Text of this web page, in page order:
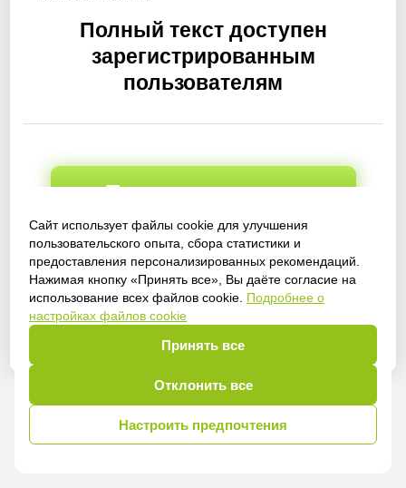
Сайт использует файлы cookie для улучшения
пользовательского опыта, сбора статистики и
предоставления персонализированных рекомендаций.
Нажимая кнопку «Принять все», Вы даёте согласие на
использование всех файлов cookie. Подробнее о
настройках файлов cookie
Принять все
Отклонить все
Настроить предпочтения
Полный текст доступен
зарегистрированным
пользователям
Получить доступ
Войти